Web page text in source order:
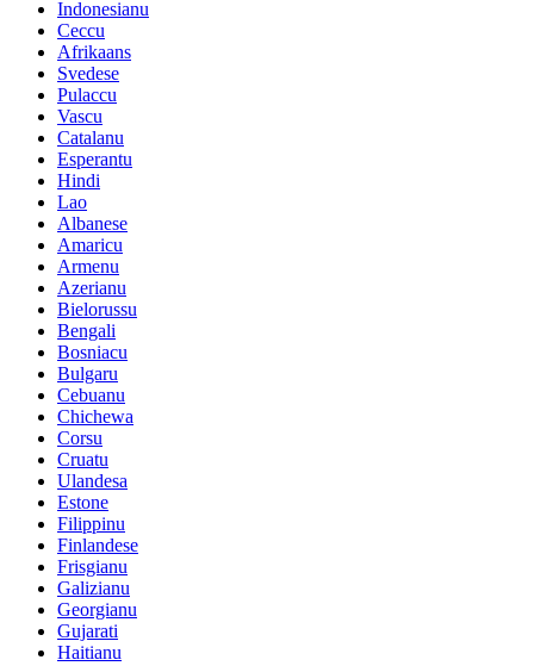
Indonesianu
Ceccu
Afrikaans
Svedese
Pulaccu
Vascu
Catalanu
Esperantu
Hindi
Lao
Albanese
Amaricu
Armenu
Azerianu
Bielorussu
Bengali
Bosniacu
Bulgaru
Cebuanu
Chichewa
Corsu
Cruatu
Ulandesa
Estone
Filippinu
Finlandese
Frisgianu
Galizianu
Georgianu
Gujarati
Haitianu